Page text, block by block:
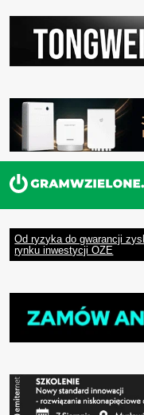
Od ryzyka do gwarancji
rynku inwestycji OZE